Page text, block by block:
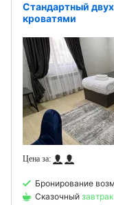
Стандартный
кроватями
Бронирование
Сказочный завтрак